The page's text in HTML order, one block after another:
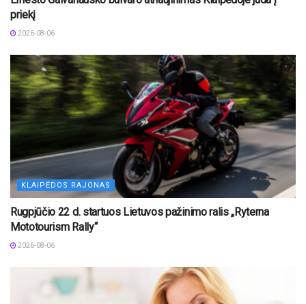
priekį
2026-08-06
KLAIPĖDOS RAJONAS
Rugpjūčio 22 d. startuos Lietuvos pažinimo ralis „Ryterna
Mototourism Rally“
2026-08-06